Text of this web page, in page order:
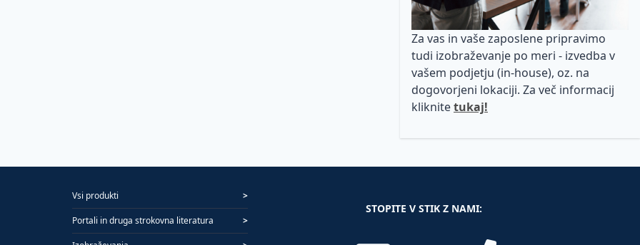
Za vas in vaše zaposlene pripravimo
tudi izobraževanje po meri - izvedba v
vašem podjetju (in-house), oz. na
dogovorjeni lokaciji. Za več informacij
kliknitetukaj!
Vsi produkti >
Portali in druga strokovna literatura >
STOPITE V STIK Z NAMI: